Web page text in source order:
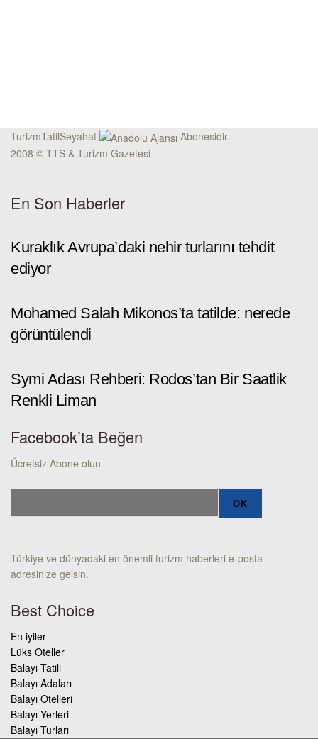
TurizmTatilSeyahat
Abonesidir.
2008 © TTS & Turizm Gazetesi
En Son Haberler
Kuraklık Avrupa’daki nehir turlarını tehdit
ediyor
Mohamed Salah Mikonos’ta tatilde: nerede
görüntülendi
Symi Adası Rehberi: Rodos’tan Bir Saatlik
Renkli Liman
Facebook’ta Beğen
Ücretsiz Abone olun.
Türkiye ve dünyadaki en önemli turizm haberleri e-posta
adresinize gelsin.
Best Choice
En iyiler
Lüks Oteller
Balayı Tatili
Balayı Adaları
Balayı Otelleri
Balayı Yerleri
Balayı Turları